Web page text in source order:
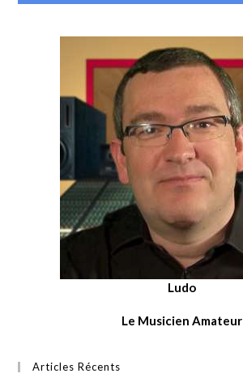
Ludo
Le Musicien Amateur
Articles Récents